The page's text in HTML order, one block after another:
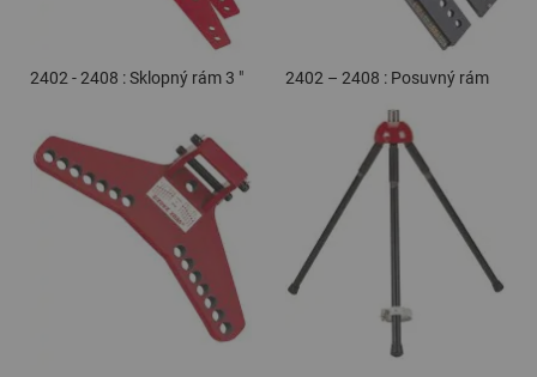
2402 - 2408 : Sklopný rám 3 " 2402 – 2408 : Posuvný rám